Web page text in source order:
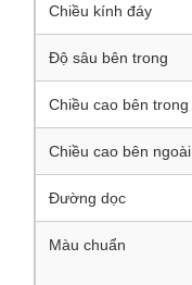
Chiều kính đáy
Độ sâu bên trong
Chiều cao bên trong
Chiều cao bên ngoài
Đường dọc
Màu chuẩn